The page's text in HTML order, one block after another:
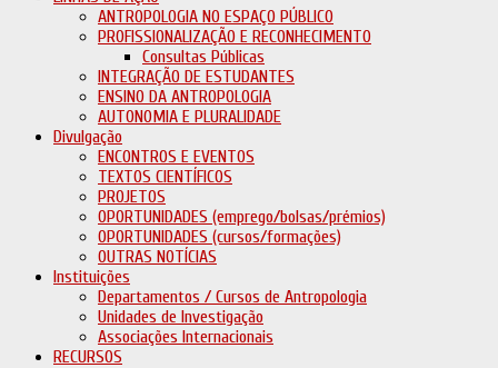
ANTROPOLOGIA NO ESPAÇO PÚBLICO
PROFISSIONALIZAÇÃO E RECONHECIMENTO
Consultas Públicas
INTEGRAÇÃO DE ESTUDANTES
ENSINO DA ANTROPOLOGIA
AUTONOMIA E PLURALIDADE
Divulgação
ENCONTROS E EVENTOS
TEXTOS CIENTÍFICOS
PROJETOS
OPORTUNIDADES (emprego/bolsas/prémios)
OPORTUNIDADES (cursos/formações)
OUTRAS NOTÍCIAS
Instituições
Departamentos / Cursos de Antropologia
Unidades de Investigação
Associações Internacionais
RECURSOS